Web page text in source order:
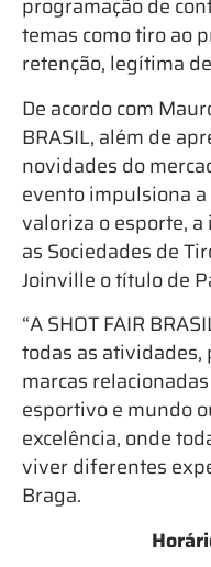
programação de
temas como tiro ao
retenção, legítima
De acordo com
BRASIL, além de
novidades do
evento impulsiona
valoriza o esporte,
as Sociedades de
Joinville o título de
“A SHOT FAIR
todas as
marcas
esportivo e mundo
excelência, onde
viver diferentes
Braga.